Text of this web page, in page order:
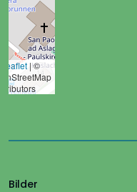
|©
Bilder